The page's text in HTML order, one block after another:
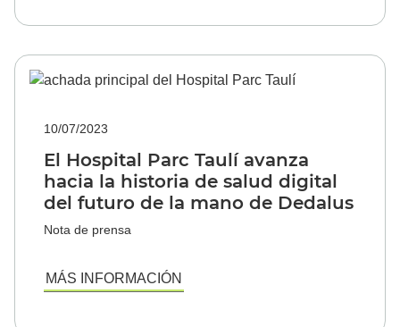
10/07/2023
El Hospital Parc Taulí avanza
hacia la historia de salud digital
del futuro de la mano de Dedalus
Nota de prensa
MÁS INFORMACIÓN